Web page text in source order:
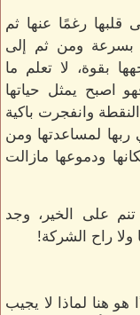
قلبها رغمًا عنها ثم
ومن ثم إلى
بقوة، لا تعلم ما
اصبح يمثل حياتها
وانفجرت باكية
لمساعدتها ومن
ودموعها مازالت
على الخير، وجد
ولا راح الشركة!
هو هنا لماذا لا يجيب